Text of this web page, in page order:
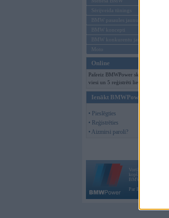
Sērijveida tūnings
BMW pasaules jaunumi
BMW koncepti
BMW konkurentu jaunumi
Moto
Online
Pašreiz BMWPower skatās 117
viesi un 5 reģistrēti lietotāji.
Ienākt BMWPower
• Pieslēgties
• Reģistrēties
• Aizmirsi paroli?
Vortāls
kopš 2002. gada
BMW AG.
Par BMWPower